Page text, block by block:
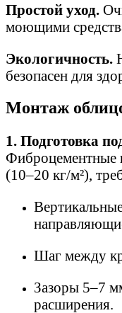
Простой уход.
моющими
Экологичность.
безопасен для
Монтаж
1. Подготовка
Фиброцементные
(10–20 кг/м²),
Шаг между
Зазоры 5–7
расширения.